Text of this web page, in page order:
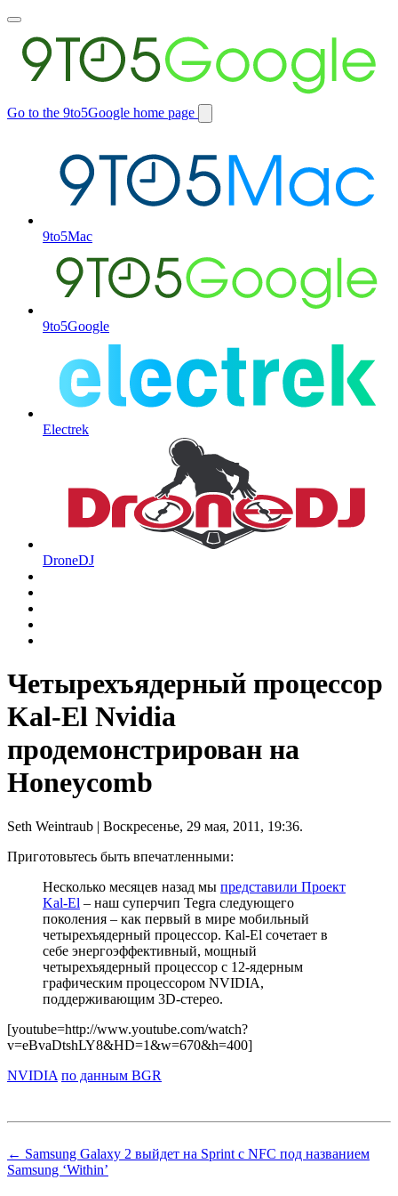
Toggle
main
menu
Go to the 9to5Google home page
Switch
9to5Mac
9to5Google
Electrek
DroneDJ
Четырехъядерный процессор
Kal-El Nvidia
продемонстрирован на
Honeycomb
Seth Weintraub | Воскресенье, 29 мая, 2011, 19:36.
Приготовьтесь быть впечатленными:
Несколько месяцев назад мы представили Проект
Kal-El – наш суперчип Tegra следующего
поколения – как первый в мире мобильный
четырехъядерный процессор. Kal-El сочетает в
себе энергоэффективный, мощный
четырехъядерный процессор с 12-ядерным
графическим процессором NVIDIA,
поддерживающим 3D-стерео.
[youtube=http://www.youtube.com/watch?
v=eBvaDtshLY8&HD=1&w=670&h=400]
NVIDIA по данным BGR
← Samsung Galaxy 2 выйдет на Sprint с NFC под названием
Samsung ‘Within’